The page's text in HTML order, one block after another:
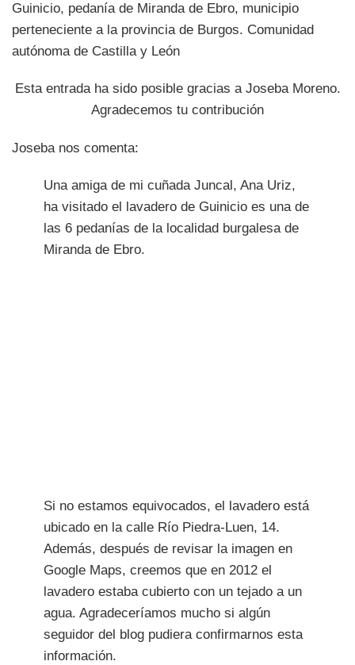
Guinicio, pedanía de Miranda de Ebro, municipio
perteneciente a la provincia de Burgos. Comunidad
autónoma de Castilla y León
Esta entrada ha sido posible gracias a Joseba Moreno.
Agradecemos tu contribución
Joseba nos comenta:
Una amiga de mi cuñada Juncal, Ana Uriz,
ha visitado el lavadero de Guinicio es una de
las 6 pedanías de la localidad burgalesa de
Miranda de Ebro.
Si no estamos equivocados, el lavadero está
ubicado en la calle Río Piedra-Luen, 14.
Además, después de revisar la imagen en
Google Maps, creemos que en 2012 el
lavadero estaba cubierto con un tejado a un
agua. Agradeceríamos mucho si algún
seguidor del blog pudiera confirmarnos esta
información.